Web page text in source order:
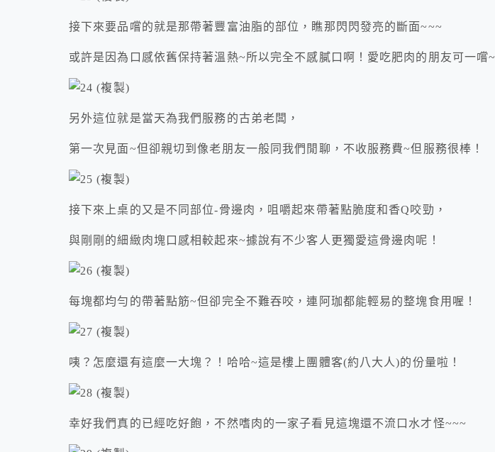
接下來要品嚐的就是那帶著豐富油脂的部位，瞧那閃閃發亮的斷面~~~
或許是因為口感依舊保持著溫熱~所以完全不感膩口啊！愛吃肥肉的朋友可一嚐~
另外這位就是當天為我們服務的古弟老闆，
第一次見面~但卻親切到像老朋友一般同我們閒聊，不收服務費~但服務很棒！
接下來上桌的又是不同部位-骨邊肉，咀嚼起來帶著點脆度和香Q咬勁，
與剛剛的細緻肉塊口感相較起來~據說有不少客人更獨愛這骨邊肉呢！
每塊都均勻的帶著點筋~但卻完全不難吞咬，連阿珈都能輕易的整塊食用喔！
咦？怎麼還有這麼一大塊？！哈哈~這是樓上團體客(約八大人)的份量啦！
幸好我們真的已經吃好飽，不然嗜肉的一家子看見這塊還不流口水才怪~~~